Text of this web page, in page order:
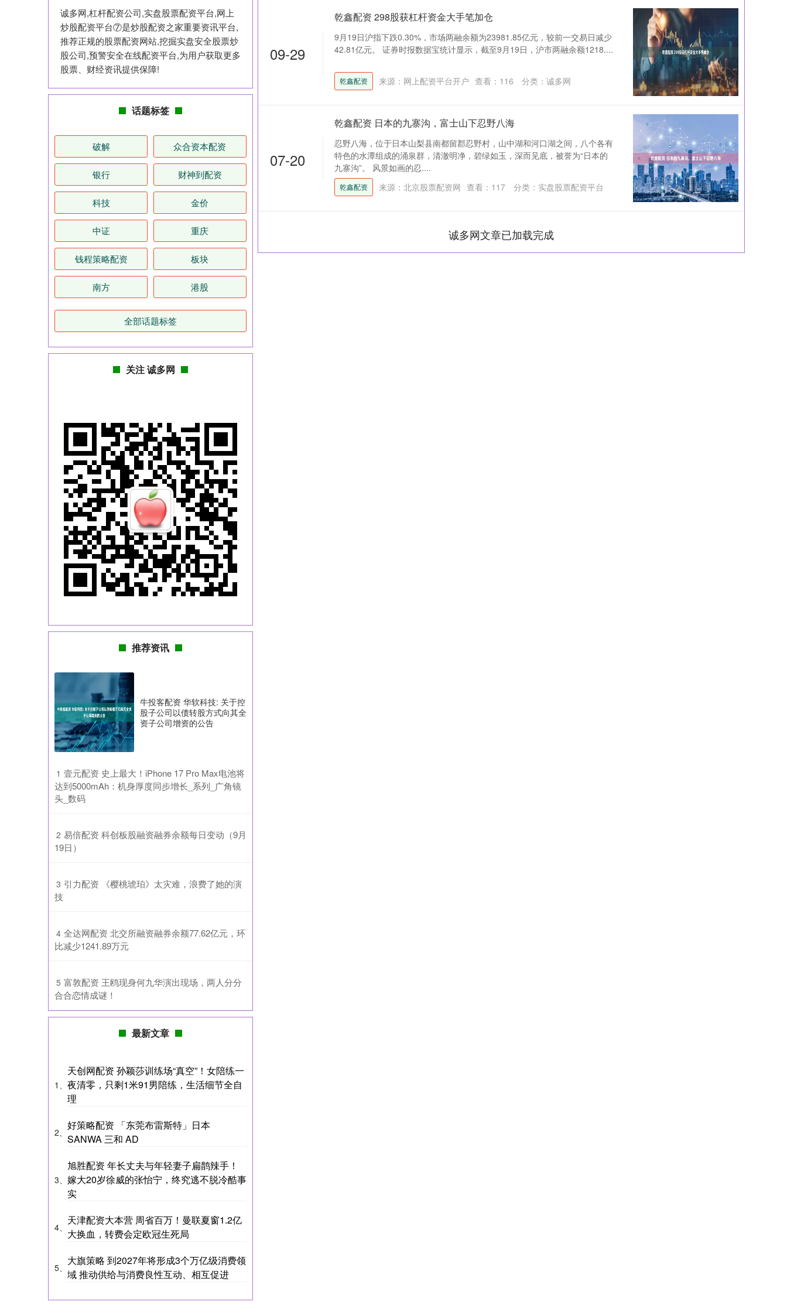
09-29
乾鑫配资 298股获杠杆资金大手笔加仓
9月19日沪指下跌0.30%，市场两融余额为23981.85亿元，较前一交易日减少
42.81亿元。 证券时报数据宝统计显示，截至9月19日，沪市两融余额1218....
乾鑫配资 来源：网上配资平台开户 查看： 116 分类： 诚多网
07-20
乾鑫配资 日本的九寨沟，富士山下忍野八海
忍野八海，位于日本山梨县南都留郡忍野村，山中湖和河口湖之间，八个各有
特色的水潭组成的涌泉群，清澈明净，碧绿如玉，深而见底，被誉为“日本的
九寨沟”。 风景如画的忍....
乾鑫配资 来源：北京股票配资网 查看： 117 分类： 实盘股票配资平台
诚多网文章已加载完成
诚多网,杠杆配资公司,实盘股票配资平台,网上
炒股配资平台⑦是炒股配资之家重要资讯平台,
推荐正规的股票配资网站,挖掘实盘安全股票炒
股公司,预警安全在线配资平台,为用户获取更多
股票、财经资讯提供保障!
话题标签
破解 众合资本配资
银行 财神到配资
科技 金价
中证 重庆
钱程策略配资 板块
南方 港股
全部话题标签
关注 诚多网
推荐资讯
牛投客配资 华软科技: 关于控
股子公司以债转股方式向其全
资子公司增资的公告
1 ​壹元配资 史上最大！iPhone 17 Pro Max电池将
达到5000mAh：机身厚度同步增长_系列_广角镜
头_数码
2 ​易倍配资 科创板股融资融券余额每日变动（9月
19日）
3 ​引力配资 《樱桃琥珀》太灾难，浪费了她的演
技
4 ​全达网配资 北交所融资融券余额77.62亿元，环
比减少1241.89万元
5 ​富敦配资 王鸥现身何九华演出现场，两人分分
合合恋情成谜！
最新文章
1、
天创网配资 孙颖莎训练场“真空”！女陪练一
夜清零，只剩1米91男陪练，生活细节全自
理
2、
好策略配资 「东莞布雷斯特」日本
SANWA 三和 AD
3、
旭胜配资 年长丈夫与年轻妻子扁鹊辣手！
嫁大20岁徐威的张怡宁，终究逃不脱冷酷事
实
4、
天津配资大本营 周省百万！曼联夏窗1.2亿
大换血，转费会定欧冠生死局
5、
大旗策略 到2027年将形成3个万亿级消费领
域 推动供给与消费良性互动、相互促进